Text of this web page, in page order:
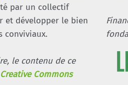
par un collectif
et développer le bien
conviviaux.
le contenu de ce
Commons